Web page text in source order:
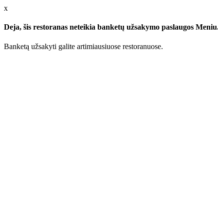
x
Deja, šis restoranas neteikia banketų užsakymo paslaugos
Banketą užsakyti galite artimiausiuose restoranuose.